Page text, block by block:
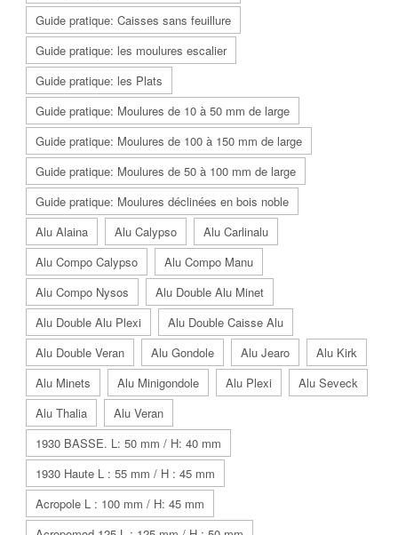
Guide pratique: Caisses sans feuillure
Guide pratique: les moulures escalier
Guide pratique: les Plats
Guide pratique: Moulures de 10 à 50 mm de large
Guide pratique: Moulures de 100 à 150 mm de large
Guide pratique: Moulures de 50 à 100 mm de large
Guide pratique: Moulures déclinées en bois noble
Alu Alaina
Alu Calypso
Alu Carlinalu
Alu Compo Calypso
Alu Compo Manu
Alu Compo Nysos
Alu Double Alu Minet
Alu Double Alu Plexi
Alu Double Caisse Alu
Alu Double Veran
Alu Gondole Alu Jearo
Alu Kirk
Alu Minets
Alu Minigondole Alu Plexi
Alu Seveck
Alu Thalia
Alu Veran
1930 BASSE. L: 50 mm / H: 40 mm
1930 Haute L : 55 mm / H : 45 mm
Acropole L : 100 mm / H: 45 mm